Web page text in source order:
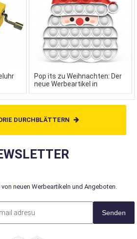
Pop its zu Weihnachten: Der
neue Werbeartikel in
festlichen Formen
DURCHBLÄTTERN
neuen Werbeartikeln und Angeboten.
Senden